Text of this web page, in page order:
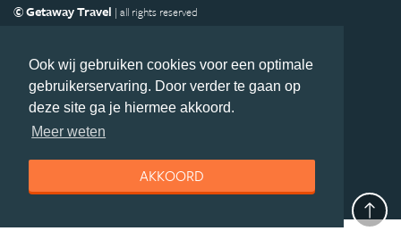
Ook wij gebruiken cookies voor een optimale
gebruikerservaring. Door verder te gaan op
deze site ga je hiermee akkoord.
Meer weten
AKKOORD
© Getaway Travel | all rights reserved
Copyright
Privacy statement Disclaimer
Cookies
Volg Azie.nl
Nieuwsbrief
Facebook